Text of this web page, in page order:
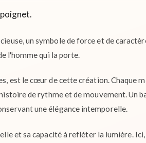
un symbole de force et de
l'homme qui la porte.
est le cœur de cette création. Chaque
de rythme et de mouvement. Un
une élégance intemporelle.
et sa capacité à refléter la lumière.